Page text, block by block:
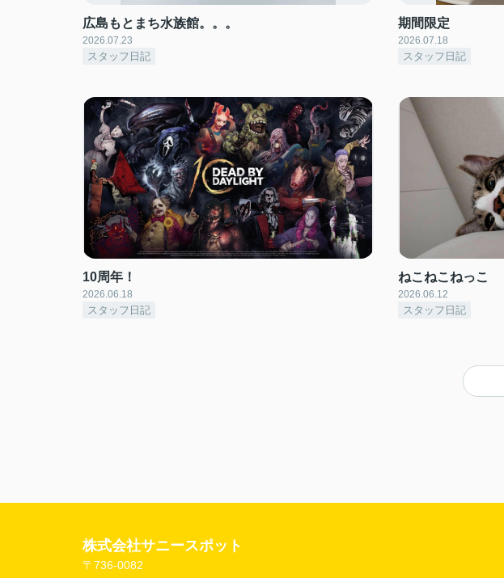
広島もとまち水族館。。。
2026.07.23
スタッフ日記
期間限定
2026.07.18
スタッフ日記
10周年！
2026.06.18
スタッフ日記
ねこねこねっこ
2026.06.12
スタッフ日記
株式会社サニースポット
〒736-0082